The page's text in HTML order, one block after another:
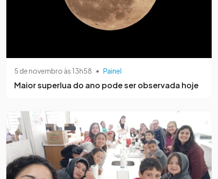
5 de novembro às 13h58 • Painel
Maior superlua do ano pode ser observada hoje